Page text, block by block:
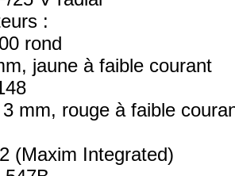
:
rond
jaune à faible courant
mm, rouge à faible
(Maxim Integrated)